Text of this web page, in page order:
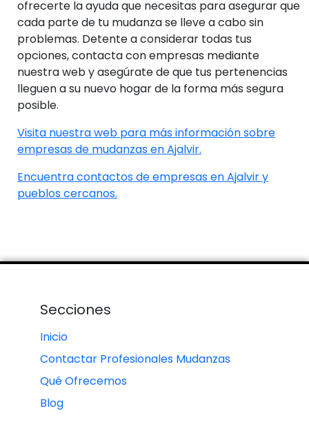
ofrecerte la ayuda que necesitas para asegurar que
cada parte de tu mudanza se lleve a cabo sin
problemas. Detente a considerar todas tus
opciones, contacta con empresas mediante
nuestra web y asegúrate de que tus pertenencias
lleguen a su nuevo hogar de la forma más segura
posible.
Visita nuestra web para más información sobre
empresas de mudanzas en Ajalvir.
Encuentra contactos de empresas en Ajalvir y
pueblos cercanos.
Secciones
Inicio
Contactar Profesionales Mudanzas
Qué Ofrecemos
Blog